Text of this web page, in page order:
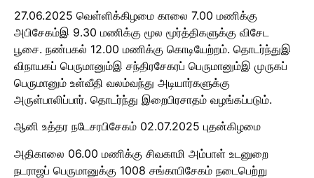
27.06.2025 வெள்ளிக்கிழமை காலை 7.00 மணிக்கு
அபிசேகம்இ 9.30 மணிக்கு மூல மூர்த்திகளுக்கு விசேட
பூசை. நண்பகல் 12.00 மணிக்கு கொடியேற்றம். தொடர்ந்துஇ
விநாயகப் பெருமானும்இ சந்திரசேகரப் பெருமானும்இ முருகப்
பெருமானும் உள்வீதி வலம்வந்து அடியார்களுக்கு
அருள்பாலிப்பார். தொடர்ந்து இறைபிரசாதம் வழங்கப்படும்.
ஆனி உத்தர நடேசரபிசேகம் 02.07.2025 புதன்கிழமை
அதிகாலை 06.00 மணிக்கு சிவகாமி அம்பாள் உடனுறை
நடராஜப் பெருமானுக்கு 1008 சங்காபிசேகம் நடைபெற்று